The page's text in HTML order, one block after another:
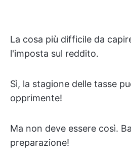
La cosa più difficile da
l'imposta sul reddito.
Sì, la stagione delle tasse
opprimente!
Ma non deve essere così.
preparazione!